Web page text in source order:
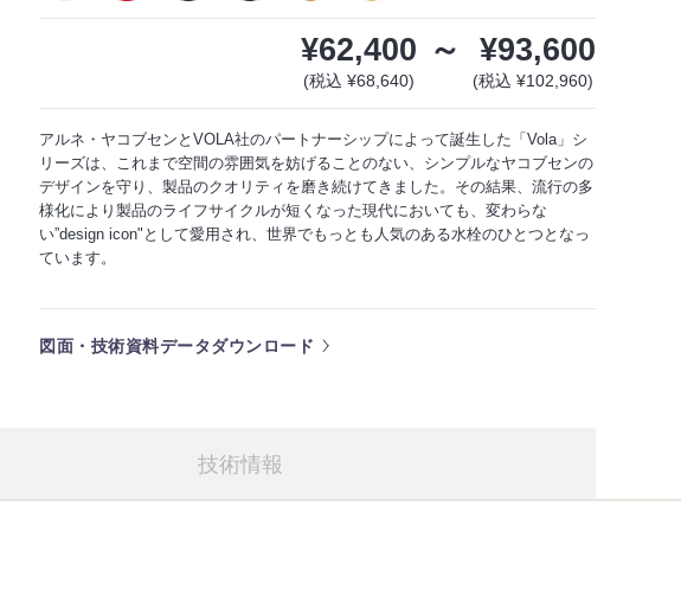
¥62,400
(税込 ¥68,640)
～ ¥93,600
(税込 ¥102,960)
アルネ・ヤコブセンとVOLA社のパートナーシップによって誕生した「Vola」シ
リーズは、これまで空間の雰囲気を妨げることのない、シンプルなヤコブセンの
デザインを守り、製品のクオリティを磨き続けてきました。その結果、流行の多
様化により製品のライフサイクルが短くなった現代においても、変わらな
い”design icon"として愛用され、世界でもっとも人気のある水栓のひとつとなっ
ています。
図面・技術資料データダウンロード
技術情報